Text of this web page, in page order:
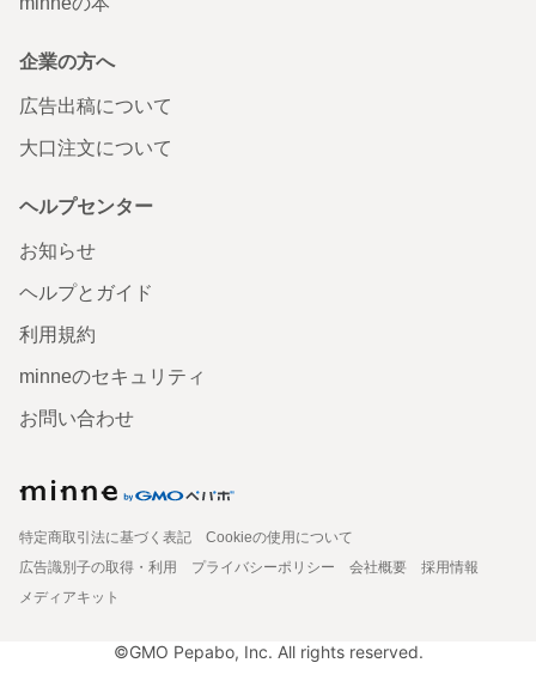
企業の方へ
広告出稿について
大口注文について
ヘルプセンター
お知らせ
ヘルプとガイド
利用規約
minneのセキュリティ
お問い合わせ
特定商取引法に基づく表記
Cookieの使用について
広告識別子の取得・利用
プライバシーポリシー 会社概要
採用情報
メディアキット
©GMO Pepabo, Inc. All rights reserved.